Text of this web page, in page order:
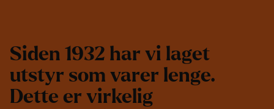
Siden 1932 har vi laget
utstyr som varer lenge.
Dette er virkelig